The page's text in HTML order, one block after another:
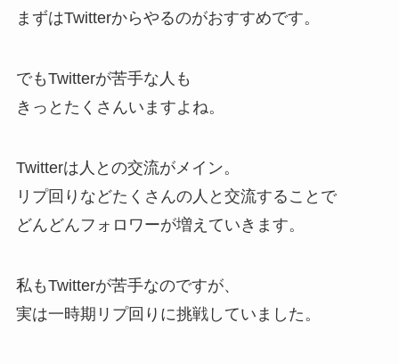
まずはTwitterからやるのがおすすめです。
でもTwitterが苦手な人も
きっとたくさんいますよね。
Twitterは人との交流がメイン。
リプ回りなどたくさんの人と交流することで
どんどんフォロワーが増えていきます。
私もTwitterが苦手なのですが、
実は一時期リプ回りに挑戦していました。